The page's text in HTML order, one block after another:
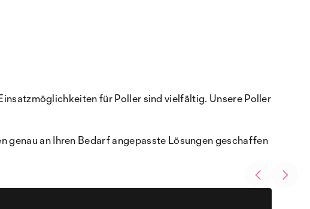
für Poller sind vielfältig. Unsere Poller
an Ihren Bedarf angepasste Lösungen geschaffen